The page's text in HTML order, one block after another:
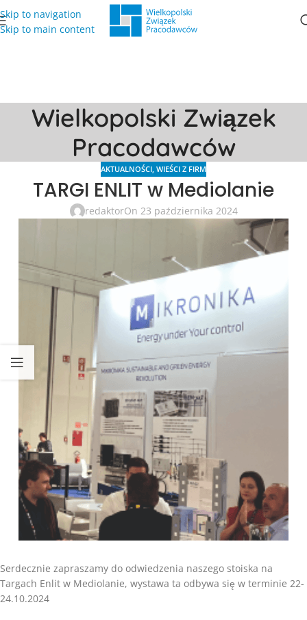
Skip to navigation
Skip to main content
Wielkopolski Związek
Pracodawców
AKTUALNOŚCI, WIEŚCI Z FIRM
TARGI ENLIT w Mediolanie
redaktorOn 23 października 2024
Serdecznie zapraszamy do odwiedzenia naszego stoiska na
Targach Enlit w Mediolanie, wystawa ta odbywa się w terminie 22-
24.10.2024